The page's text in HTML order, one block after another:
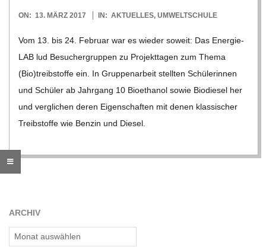
O
R
E
G
O
L
D
2017-
ON: 13. MÄRZ 2017 IN: AKTUELLES, UMWELTSCHULE
Vom 13. bis 24. Februar war es wie­der soweit: Das Ener­­gie-
LAB lud Besu­cher­grup­pen zu Pro­jekt­ta­gen zum Thema
(Bio)treibstoffe ein. In Grup­pen­ar­beit stell­ten Schü­le­rin­nen
und Schü­ler ab Jahr­gang 10 Bio­etha­nol sowie Bio­die­sel her
und ver­gli­chen deren Eigen­schaf­ten mit denen klas­si­scher
Treib­stoffe wie Ben­zin und Die­sel.
ARCHIV
Archiv